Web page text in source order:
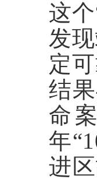
这
发
定
结
命
年
进